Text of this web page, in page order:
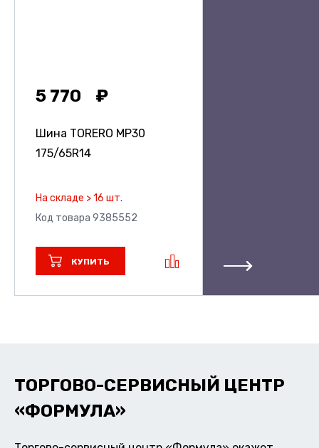
5 770
Шина TORERO MP30
175/65R14
На складе > 16 шт.
Код товара 9385552
КУПИТЬ
ТОРГОВО-СЕРВИСНЫЙ ЦЕНТР
«ФОРМУЛА»